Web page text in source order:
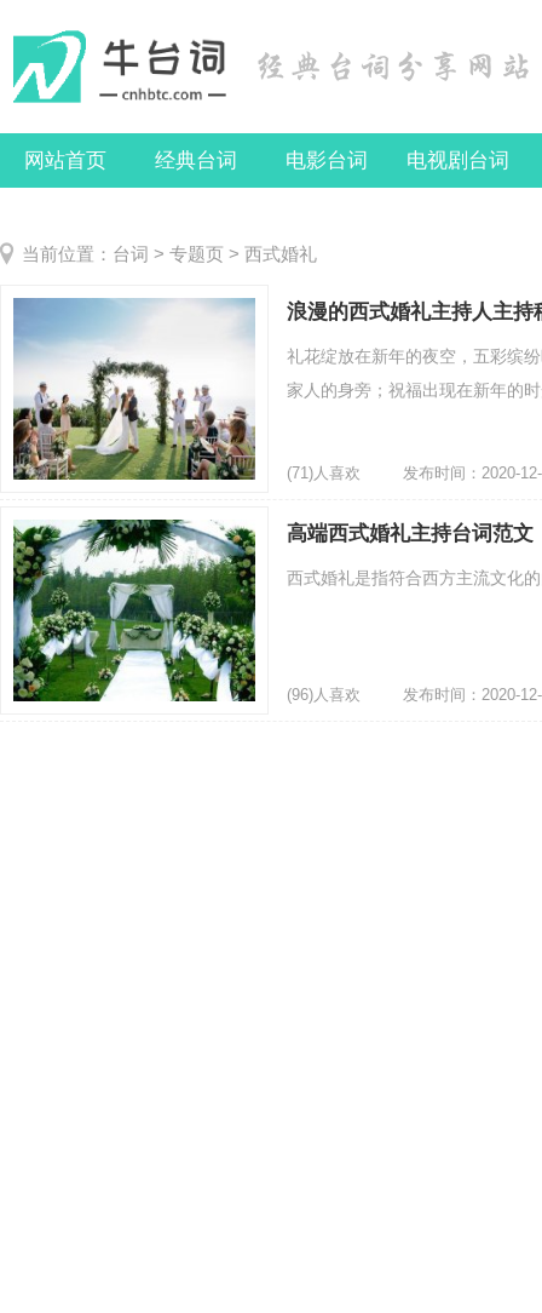
网站首页 经典台词 电影台词 电视剧台词
当前位置： 台词 > 专题页 > 西式婚礼
浪漫的西式婚礼主持人主持
礼花绽放在新年的夜空，五彩缤
家人的身旁；祝福出现在新年的
(71)人喜欢 发布时间：2020-
高端西式婚礼主持台词范文
西式婚礼是指符合西方主流文化
(96)人喜欢 发布时间：2020-